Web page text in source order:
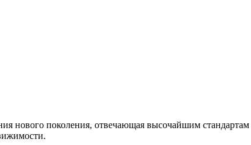
нового поколения, отвечающая высочайшим